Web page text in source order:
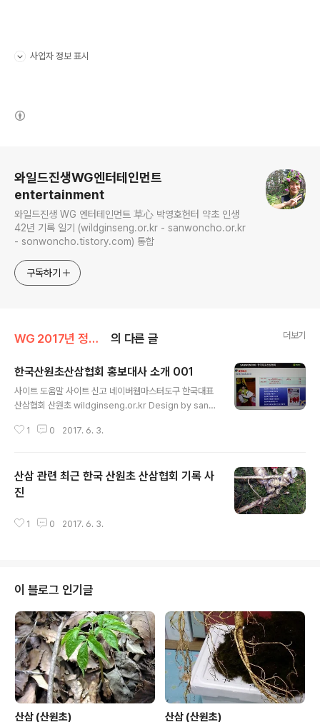
사업자 정보 표시
와일드진생WG엔터테인먼트
entertainment
와일드진생 WG 엔터테인먼트 草心 박영호헌터 약초 인생
42년 기록 일기 (wildginseng.or.kr - sanwoncho.or.kr
- sonwoncho.tistory.com) 통합
구독하기
WG 2017년 정유년 기록 의 다른 글 더보기
한국산원초산삼협회 홍보대사 소개 001
사이트 도움말 사이트 신고 네이버웹마스터도구 한국대표
산삼협회 산원초 wildginseng.or.kr Design by sanw
산원초 Since1983 KOREA REPRESENTA... 한국대표
1 0 2017. 6. 3.
산삼 관련 최근 한국 산원초 산삼협회 기록 사
진
1 0 2017. 6. 3.
이 블로그 인기글
산삼 (산원초) 산삼 (산원초)